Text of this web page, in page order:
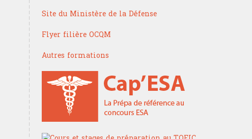
Site du Ministère de la Défense
Flyer filière OCQM
Autres formations